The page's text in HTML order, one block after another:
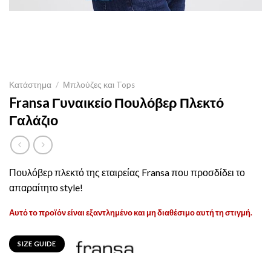
Κατάστημα / Μπλούζες και Tops
Fransa Γυναικείο Πουλόβερ Πλεκτό
Γαλάζιο
Πουλόβερ πλεκτό της εταιρείας Fransa που προσδίδει το
απαραίτητο style!
Αυτό το προϊόν είναι εξαντλημένο και μη διαθέσιμο αυτή τη στιγμή.
SIZE GUIDE